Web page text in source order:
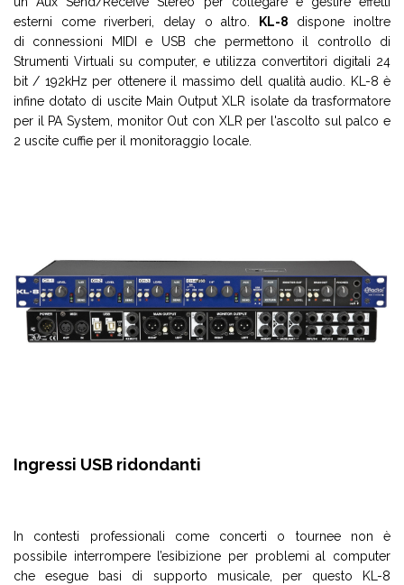
esterni come riverberi, delay o altro. KL-8 dispone inoltre
di connessioni MIDI e USB che permettono il controllo di
Strumenti Virtuali su computer, e utilizza convertitori digitali 24
bit / 192kHz per ottenere il massimo dell qualità audio. KL-8 è
infine dotato di uscite Main Output XLR isolate da trasformatore
per il PA System, monitor Out con XLR per l'ascolto sul palco e
2 uscite cuffie per il monitoraggio locale.
Ingressi USB ridondanti
In contesti professionali come concerti o tournee non è
possibile interrompere l’esibizione per problemi al computer
che esegue basi di supporto musicale, per questo KL-8